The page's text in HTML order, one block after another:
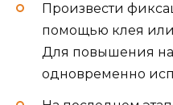
Произвести
помощью клея
Для повышения
одновременно